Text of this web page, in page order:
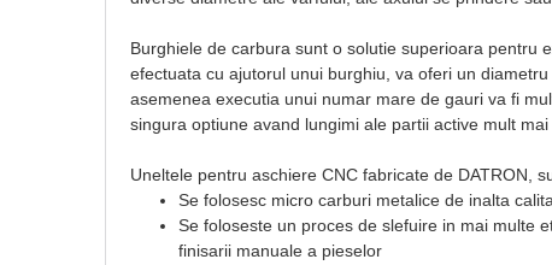
Burghiele de carbura sunt o solutie superioara pentru
efectuata cu ajutorul unui burghiu, va oferi un
asemenea executia unui numar mare de gauri va fi
singura optiune avand lungimi ale partii active mult
Uneltele pentru aschiere CNC fabricate de DATRON,
Se folosesc micro carburi metalice de inalta
Se foloseste un proces de slefuire in mai multe
finisarii manuale a pieselor